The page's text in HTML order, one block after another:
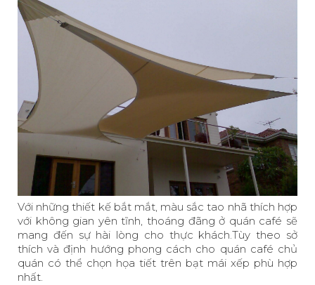
Với những thiết kế bắt mắt, màu sắc tao nhã thích hợp
với không gian yên tĩnh, thoáng đãng ở quán café sẽ
mang đến sự hài lòng cho thực khách.Tùy theo sở
thích và định hướng phong cách cho quán café chủ
quán có thể chọn họa tiết trên bạt mái xếp phù hợp
nhất.